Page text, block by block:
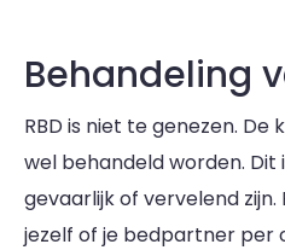
Behandeling
RBD is niet te genezen. De
wel behandeld worden. Dit
gevaarlijk of vervelend
jezelf of je bedpartner per